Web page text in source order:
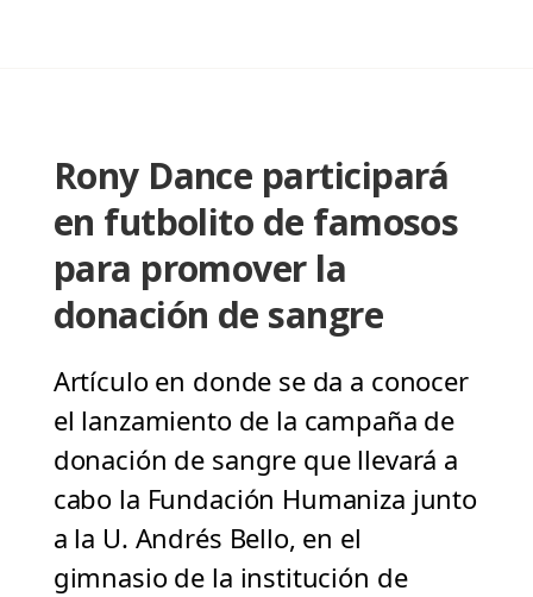
Rony Dance participará
en futbolito de famosos
para promover la
donación de sangre
Artículo en donde se da a conocer
el lanzamiento de la campaña de
donación de sangre que llevará a
cabo la Fundación Humaniza junto
a la U. Andrés Bello, en el
gimnasio de la institución de